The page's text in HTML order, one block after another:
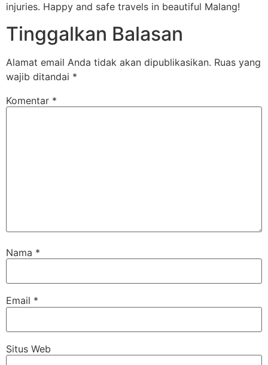
injuries. Happy and safe travels in beautiful Malang!
Tinggalkan Balasan
Alamat email Anda tidak akan dipublikasikan. Ruas yang
wajib ditandai *
Komentar *
Nama *
Email *
Situs Web